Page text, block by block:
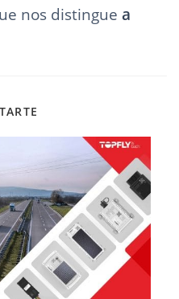
nos distingue a